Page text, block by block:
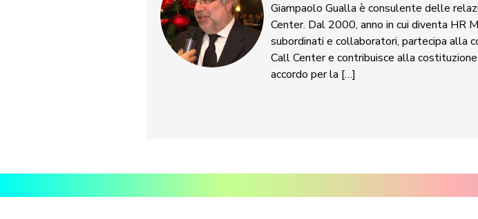
Giampaolo Gualla è consulente delle
Center. Dal 2000, anno in cui diventa HR
subordinati e collaboratori, partecipa
Call Center e contribuisce alla
accordo per la […]